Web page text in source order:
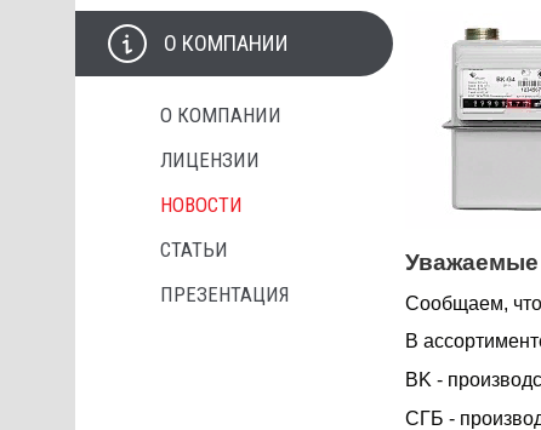
О КОМПАНИИ
О КОМПАНИИ
ЛИЦЕНЗИИ
НОВОСТИ
СТАТЬИ
ПРЕЗЕНТАЦИЯ
Сообщаем, что
В
BK -
СГБ -